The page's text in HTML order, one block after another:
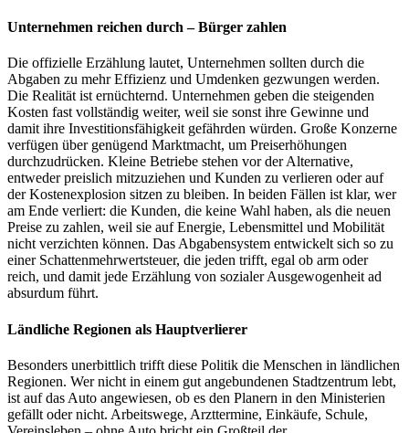
Unternehmen reichen durch – Bürger zahlen
Die offizielle Erzählung lautet, Unternehmen sollten durch die
Abgaben zu mehr Effizienz und Umdenken gezwungen werden.
Die Realität ist ernüchternd. Unternehmen geben die steigenden
Kosten fast vollständig weiter, weil sie sonst ihre Gewinne und
damit ihre Investitionsfähigkeit gefährden würden. Große Konzerne
verfügen über genügend Marktmacht, um Preiserhöhungen
durchzudrücken. Kleine Betriebe stehen vor der Alternative,
entweder preislich mitzuziehen und Kunden zu verlieren oder auf
der Kostenexplosion sitzen zu bleiben. In beiden Fällen ist klar, wer
am Ende verliert: die Kunden, die keine Wahl haben, als die neuen
Preise zu zahlen, weil sie auf Energie, Lebensmittel und Mobilität
nicht verzichten können. Das Abgabensystem entwickelt sich so zu
einer Schattenmehrwertsteuer, die jeden trifft, egal ob arm oder
reich, und damit jede Erzählung von sozialer Ausgewogenheit ad
absurdum führt.
Ländliche Regionen als Hauptverlierer
Besonders unerbittlich trifft diese Politik die Menschen in ländlichen
Regionen. Wer nicht in einem gut angebundenen Stadtzentrum lebt,
ist auf das Auto angewiesen, ob es den Planern in den Ministerien
gefällt oder nicht. Arbeitswege, Arzttermine, Einkäufe, Schule,